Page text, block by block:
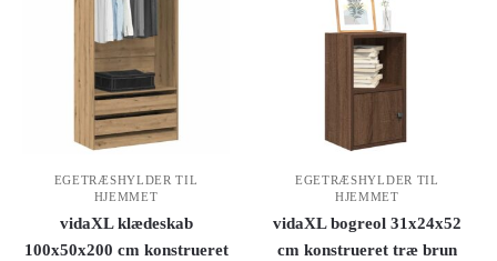
EGETRÆSHYLDER TIL
HJEMMET
vidaXL klædeskab
100x50x200 cm konstrueret
EGETRÆSHYLDER TIL
HJEMMET
vidaXL bogreol 31x24x52
cm konstrueret træ brun